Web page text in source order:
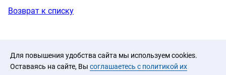
Для повышения удобства сайта мы используем cookies.
Оставаясь на сайте, Вы соглашаетесь с политикой их
Возврат к списку